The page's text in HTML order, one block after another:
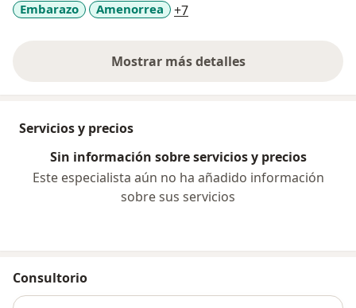
Embarazo
Amenorrea +7a11y_sr_more_diseases
Mostrar más detalles
sobre la experiencia
Servicios y precios
Sin información sobre servicios y precios
Este especialista aún no ha añadido información
sobre sus servicios
Consultorio